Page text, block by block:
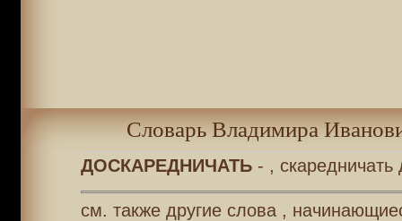
Словарь Владимира
ДОСКАРЕДНИЧАТЬ- ,
см. также другие слова ,